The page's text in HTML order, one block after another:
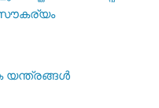
യന്ത്രങ്ങൾ